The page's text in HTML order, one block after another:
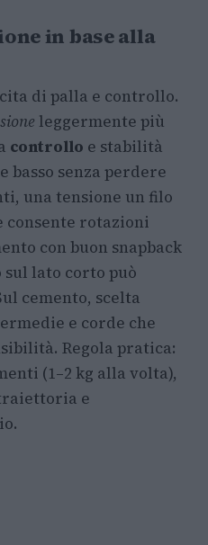
in base alla
di palla e controllo.
leggermente più
controllo e stabilità
senza perdere
una tensione un filo
consente rotazioni
con buon snapback
lato corto può
cemento, scelta
e corde che
Regola pratica:
(1–2 kg alla volta),
e